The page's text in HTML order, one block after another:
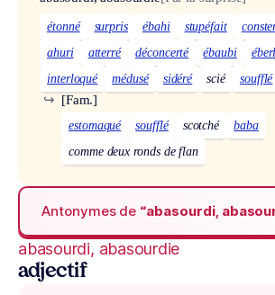
étonné surpris ébahi stupéfait
ahuri
atterré déconcerté ébaubi
interloqué
médusé sidéré scié soufflé
[Fam.]
↪
estomaqué soufflé scotché
baba
comme deux ronds de flan
Antonymes de “abasourdi,
abasourdi, abasourdie
adjectif